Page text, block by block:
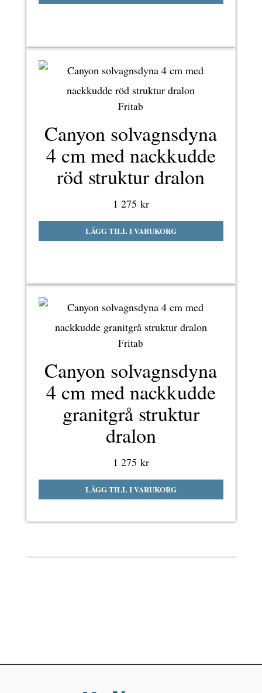
Fritab
Canyon solvagnsdyna
4 cm med nackkudde
röd struktur dralon
1 275 kr
LÄGG TILL I VARUKORG
Fritab
Canyon solvagnsdyna
4 cm med nackkudde
granitgrå struktur
dralon
1 275 kr
LÄGG TILL I VARUKORG